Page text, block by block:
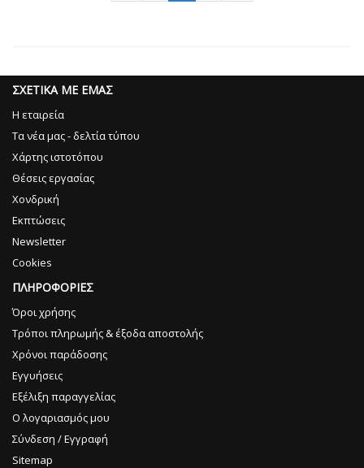
ΣΧΕΤΙΚΑ ΜΕ ΕΜΑΣ
Η εταιρεία
Τα νέα μας - δελτία τύπου
Χάρτης ιστοτόπου
Θέσεις εργασίας
Χονδρική
Εκπτώσεις
Newsletter
Cookies
ΠΛΗΡΟΦΟΡΙΕΣ
Όροι χρήσης
Τρόποι πληρωμής & έξοδα αποστολής
Χρόνοι παράδοσης
Εγγυήσεις
Εξέλιξη παραγγελίας
Ο λογαριασμός μου
Σύνδεση / Εγγραφή
Sitemap